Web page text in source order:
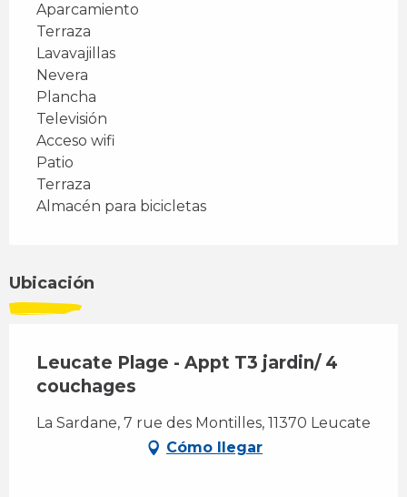
Aparcamiento
Terraza
Lavavajillas
Nevera
Plancha
Televisión
Acceso wifi
Patio
Terraza
Almacén para bicicletas
Ubicación
Leucate Plage - Appt T3 jardin/ 4
couchages
La Sardane, 7 rue des Montilles, 11370 Leucate
Cómo llegar